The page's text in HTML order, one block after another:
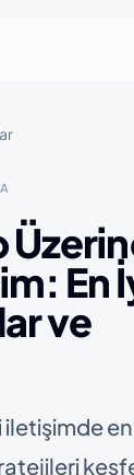
En
ve